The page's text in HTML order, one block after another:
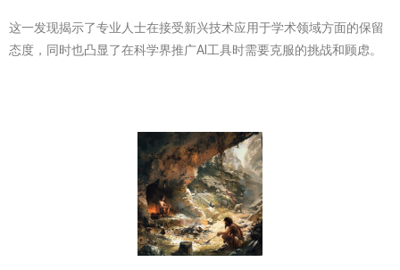
这一发现揭示了专业人士在接受新兴技术应用于学术领域方面的保留
态度，同时也凸显了在科学界推广AI工具时需要克服的挑战和顾虑。